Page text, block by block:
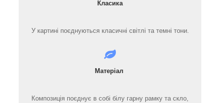
Класика
У картині поєднуються класичні світлі та темні тони.
Матеріал
Композиція поєднує в собі білу гарну рамку та скло,